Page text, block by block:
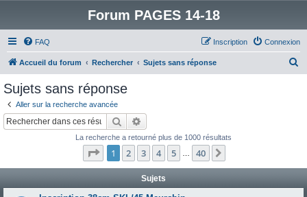
Forum PAGES 14-18
FAQ Connexion
Inscription
Accueil du forum Rechercher Sujets sans réponse
Sujets sans réponse
Aller sur la recherche avancée
Rechercher
La recherche a retourné plus de 1000 résultats
Page 1sur40
1 2 3 4 5 40
Sujets